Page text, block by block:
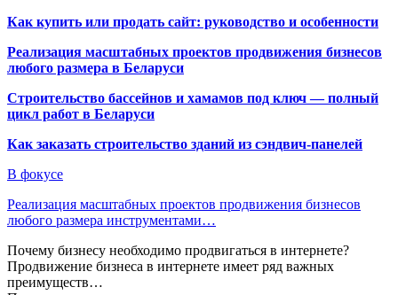
Как купить или продать сайт: руководство и особенности
Реализация масштабных проектов продвижения бизнесов
любого размера в Беларуси
Строительство бассейнов и хамамов под ключ — полный
цикл работ в Беларуси
Как заказать строительство зданий из сэндвич-панелей
В фокусе
Реализация масштабных проектов продвижения бизнесов
любого размера инструментами…
Почему бизнесу необходимо продвигаться в интернете?
Продвижение бизнеса в интернете имеет ряд важных
преимуществ…